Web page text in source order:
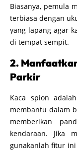
Biasanya, pemula
terbiasa dengan
yang lapang agar
di tempat sempit.
2.
Parkir
Kaca spion
membantu dalam
memberikan
kendaraan. Jika
gunakanlah fitur